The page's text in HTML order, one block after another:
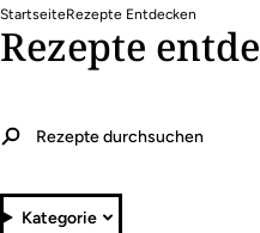
StartseiteRezepte Entdecken
Rezepte
Kategorie